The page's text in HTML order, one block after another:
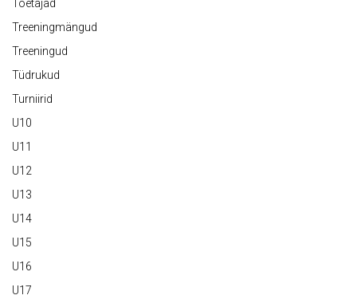
Toetajad
Treeningmängud
Treeningud
Tüdrukud
Turniirid
U10
U11
U12
U13
U14
U15
U16
U17